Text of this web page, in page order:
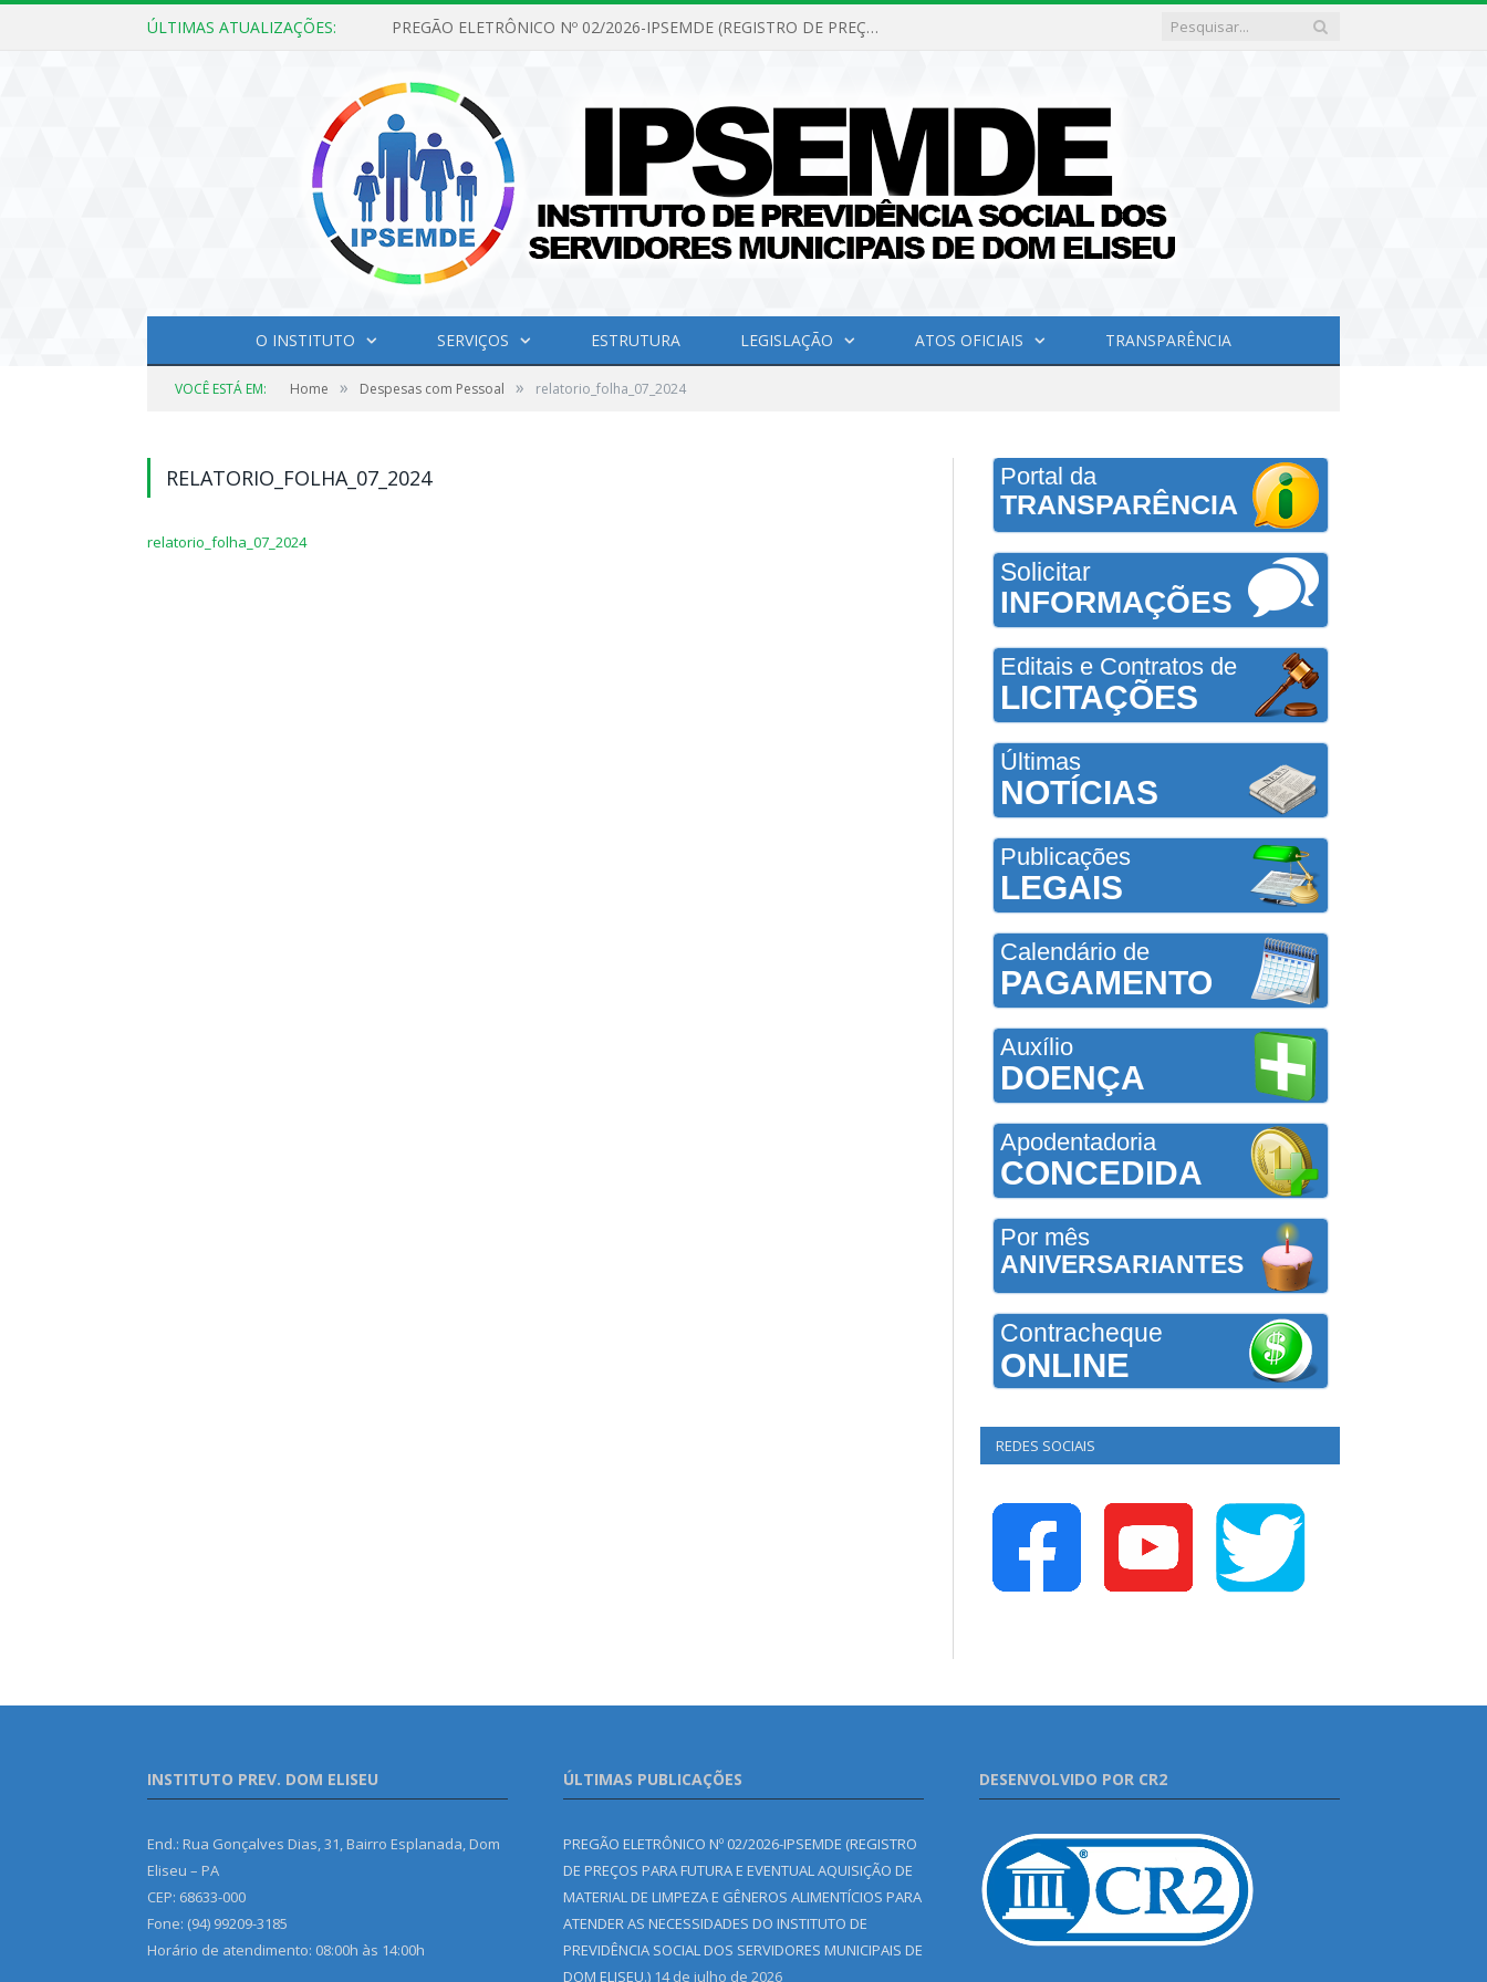
ÚLTIMAS ATUALIZAÇÕES: PREGÃO ELETRÔNICO Nº 02/2026-IPSEMDE (REGISTRO DE PREÇOS PARA FUTURA E EVENTUAL AQUISIÇÃO DE MATERIAL DE LIMPEZA E GÊNEROS ALIMENTÍCIOS PARA ATENDER AS NECESSIDADES DO INSTITUTO DE PREVIDÊNCIA SOCIAL DOS SERVIDORES MUNICIPAIS DE DOM ELISEU.)
O INSTITUTO SERVIÇOS ESTRUTURA LEGISLAÇÃO ATOS OFICIAIS TRANSPARÊNCIA
VOCÊ ESTÁ EM: Home » Despesas com Pessoal » relatorio_folha_07_2024
RELATORIO_FOLHA_07_2024
relatorio_folha_07_2024
Portal da
TRANSPARÊNCIA
Solicitar
INFORMAÇÕES
Editais e Contratos de
LICITAÇÕES
Últimas
NOTÍCIAS
Publicações
LEGAIS
Calendário de
PAGAMENTO
Auxílio
DOENÇA
Apodentadoria
CONCEDIDA
Por mês
ANIVERSARIANTES
Contracheque
ONLINE
REDES SOCIAIS
INSTITUTO PREV. DOM ELISEU
End.: Rua Gonçalves Dias, 31, Bairro Esplanada, Dom
Eliseu – PA
CEP: 68633-000
Fone: (94) 99209-3185
Horário de atendimento: 08:00h às 14:00h
ÚLTIMAS PUBLICAÇÕES
PREGÃO ELETRÔNICO Nº 02/2026-IPSEMDE (REGISTRO
DE PREÇOS PARA FUTURA E EVENTUAL AQUISIÇÃO DE
MATERIAL DE LIMPEZA E GÊNEROS ALIMENTÍCIOS PARA
ATENDER AS NECESSIDADES DO INSTITUTO DE
PREVIDÊNCIA SOCIAL DOS SERVIDORES MUNICIPAIS DE
DOM ELISEU.) 14 de julho de 2026
DESENVOLVIDO POR CR2